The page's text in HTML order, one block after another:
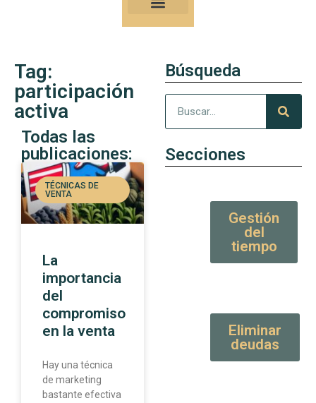
Tag:
participación
activa
Todas las
publicaciones:
TÉCNICAS DE
VENTA
La
importancia
del
compromiso
en la venta
Hay una técnica
de marketing
bastante efectiva
Búsqueda
Secciones
Gestión
del
tiempo
Eliminar
deudas